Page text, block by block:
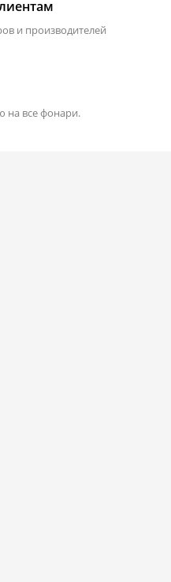
и производителей
на все фонари.